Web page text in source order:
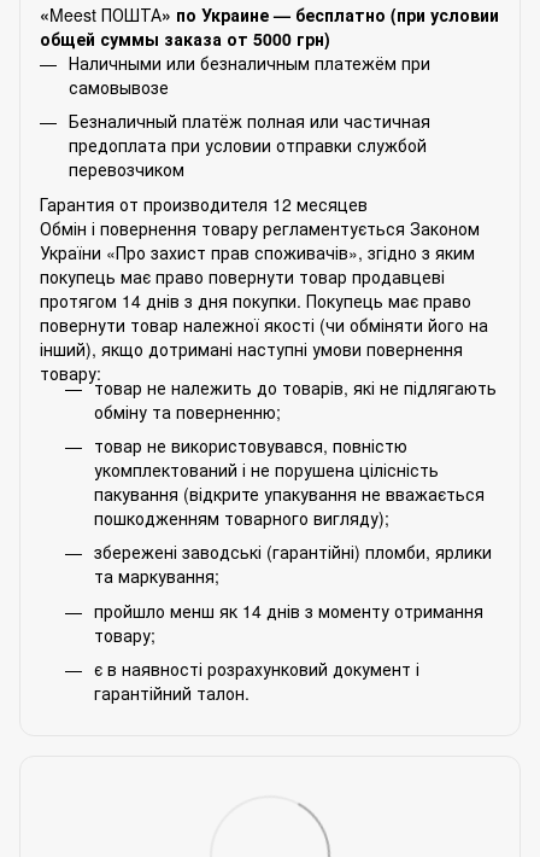
«Meest ПОШТА» по Украине — бесплатно (при условии
общей суммы заказа от 5000 грн)
Наличными или безналичным платежём при
самовывозе
Безналичный платёж полная или частичная
предоплата при условии отправки службой
перевозчиком
Гарантия от производителя 12 месяцев
Обмін і повернення товару регламентується Законом
України «Про захист прав споживачів», згідно з яким
покупець має право повернути товар продавцеві
протягом 14 днів з дня покупки. Покупець має право
повернути товар належної якості (чи обміняти його на
інший), якщо дотримані наступні умови повернення
товару:
товар не належить до товарів, які не підлягають
обміну та поверненню;
товар не використовувався, повністю
укомплектований і не порушена цілісність
пакування (відкрите упакування не вважається
пошкодженням товарного вигляду);
збережені заводські (гарантійні) пломби, ярлики
та маркування;
пройшло менш як 14 днів з моменту отримання
товару;
є в наявності розрахунковий документ і
гарантійний талон.